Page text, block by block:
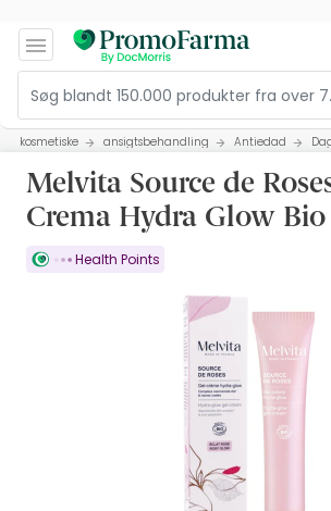
kosmetiske ansigtsbehandling Antiedad
Melvita Source de
Crema Hydra Glow
Health Points